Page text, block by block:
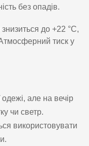
без опадів.
до +22 °C,
тиск у
одежі, але на вечір
чи светр.
використовувати